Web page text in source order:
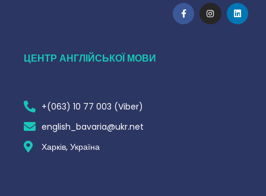
ЦЕНТР АНГЛІЙСЬКОЇ МОВИ
+(063) 10 77 003 (Viber)
english_bavaria@ukr.net
Харків, Україна